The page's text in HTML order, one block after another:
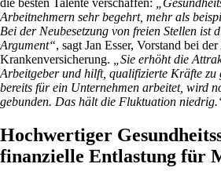
die besten Talente verschaffen:
Arbeitnehmern sehr begehrt, mehr als
Bei der Neubesetzung von freien Stellen ist
Argument“, sagt Jan Esser, Vorstand bei
Krankenversicherung. „Sie erhöht die
Arbeitgeber und hilft, qualifizierte Kräfte zu
bereits für ein Unternehmen arbeitet, wird
gebunden. Das hält die Fluktuation
Hochwertiger
finanzielle Entlastung für